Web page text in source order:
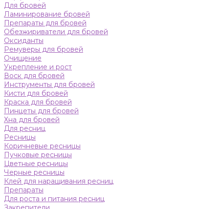
Для бровей
Ламинирование бровей
Препараты для бровей
Обезжириватели для бровей
Оксиданты
Ремуверы для бровей
Очищение
Укрепление и рост
Воск для бровей
Инструменты для бровей
Кисти для бровей
Краска для бровей
Пинцеты для бровей
Хна для бровей
Для ресниц
Ресницы
Коричневые ресницы
Пучковые ресницы
Цветные ресницы
Черные ресницы
Клей для наращивания ресниц
Препараты
Для роста и питания ресниц